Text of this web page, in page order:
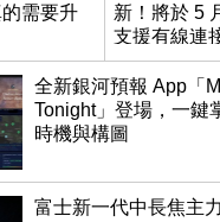
需要升
新！將於 5
支援有線連
製
全新銀河預報 App「
Tonight」登場，一鍵
時機與構圖
富士新一代中長焦主